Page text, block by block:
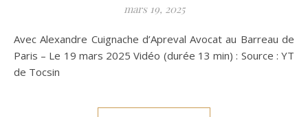
mars 19, 2025
Avec Alexandre Cuignache d’Apreval Avocat au Barreau de
Paris – Le 19 mars 2025 Vidéo (durée 13 min) : Source : YT
de Tocsin